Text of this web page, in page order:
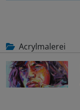
Acrylmalerei